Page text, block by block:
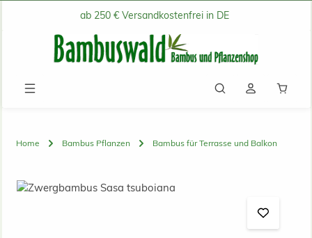
Zum Hauptinhalt springenab 250 € Versandkostenfrei in DE
Home Bambus Pflanzen Bambus für Terrasse und Balkon
Bildergalerie überspringen